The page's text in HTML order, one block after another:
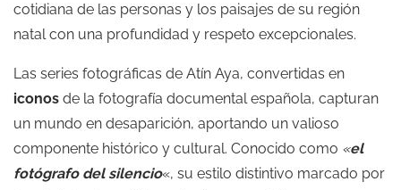
cotidiana de las personas y los paisajes de su región
natal con una profundidad y respeto excepcionales.
Las series fotográficas de Atín Aya, convertidas en
iconos de la fotografía documental española, capturan
un mundo en desaparición, aportando un valioso
componente histórico y cultural. Conocido como «el
fotógrafo del silencio«, su estilo distintivo marcado por